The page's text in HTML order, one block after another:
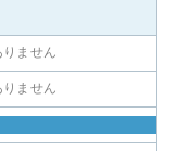
ません
ません